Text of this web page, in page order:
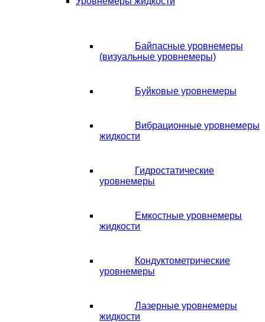
Байпасные уровнемеры
(визуальные уровнемеры)
Буйковые уровнемеры
Вибрационные уровнемеры
жидкости
Гидростатические
уровнемеры
Емкостные уровнемеры
жидкости
Кондуктометрические
уровнемеры
Лазерные уровнемеры
жидкости